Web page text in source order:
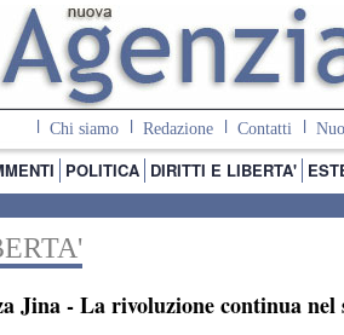
Chi siamo Redazione Contatti
POLITICA DIRITTI E LIBERTA'
Jina - La rivoluzione continua nel